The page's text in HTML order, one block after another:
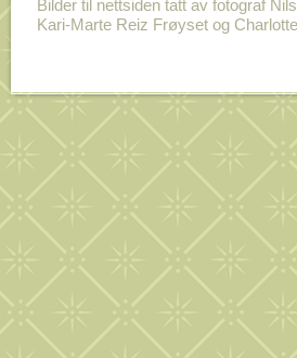
Bilder til nettsiden tatt av fotograf
Kari-Marte Reiz Frøyset og